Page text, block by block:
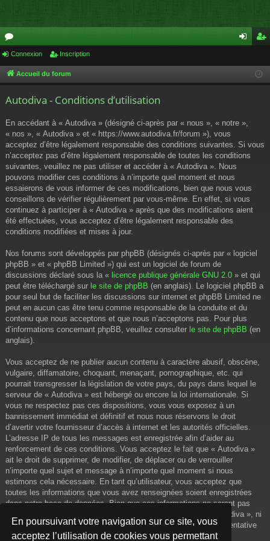
En poursuivant votre navigation sur ce site, vous
acceptez l’utilisation de cookies vous permettant
or
u cri
Connexion Inscription
Accueil du forum
Autodiva - Conditions d’utilisation
En accédant à « Autodiva » (désigné ci-après par « nous », « notre »,
« nos », « Autodiva » et « https://www.autodiva.fr/forum »), vous
acceptez d’être légalement responsable des conditions suivantes. Si vous
n’acceptez pas d’être légalement responsable de toutes les conditions
suivantes, veuillez ne pas utiliser et accéder à « Autodiva ». Nous
pouvons modifier ces conditions à n’importe quel moment et nous
essaierons de vous informer de ces modifications, bien que nous vous
conseillons de vérifier régulièrement par vous-même. En effet, si vous
continuez à participer à « Autodiva » après que des modifications aient
été effectuées, vous acceptez d’être légalement responsable des
conditions modifiées et mises à jour.
Nos forums sont développés par phpBB (désignés ci-après par « logiciel
phpBB » et « phpBB Limited ») qui est un logiciel de forum de
discussions déclaré sous la « licence publique générale GNU 2.0 » et qui
peut être téléchargé sur le site de phpBB (en anglais). Le logiciel phpBB a
pour seul but de faciliter les discussions sur internet et phpBB Limited ne
peut en aucun cas être tenu comme responsable de la conduite et du
contenu que nous acceptons et que nous n’acceptons pas. Pour plus
d’informations concernant phpBB, veuillez consulter le site de phpBB (en
anglais).
Vous acceptez de ne publier aucun contenu à caractère abusif, obscène,
vulgaire, diffamatoire, choquant, menaçant, pornographique, etc. qui
pourrait transgresser la législation de votre pays, du pays dans lequel le
serveur de « Autodiva » est hébergé ou encore la loi internationale. Si
vous ne respectez pas ces dispositions, vous vous exposez à un
bannissement immédiat et définitif et nous nous réservons le droit
d’avertir votre fournisseur d’accès à internet et les autorités officielles.
L’adresse IP de tous les messages est enregistrée afin d’aider au
renforcement de ces conditions. Vous acceptez le fait que « Autodiva »
ait le droit de supprimer, de modifier, de déplacer ou de verrouiller
n’importe quel sujet et message à n’importe quel moment si nous
estimons cela nécessaire. En tant qu’utilisateur, vous acceptez que
toutes les informations que vous avez renseignées soient enregistrées
dans notre base de données. Bien que ces informations ne seront pas
diffusées à une tierce partie sans votre consentement, ni « Autodiva », ni
phpBB, ne pourront être tenus comme responsables en cas de tentative
de piratage informatique visant à compromettre vos données.